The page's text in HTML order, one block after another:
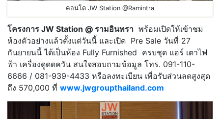
คอนโด JW Station @Ramintra
โครงการ JW Station @ รามอินทรา พร้อมเปิดให้เข้าชม
ห้องตัวอย่างแล้วตั้งแต่วันนี้ และเปิด Pre Sale วันที่ 27
กันยายนนี้ ได้เป็นห้อง Fully Furnished ครบชุด แอร์ เตาไฟ
ฟ้า เครื่องดูดดควัน สนใจสอบถามข้อมูล โทร. 091-110-
6666 / 081-939-4433 หรือลงทะเบียน เพื่อรับส่วนลดสูงสุด
ถึง 570,000 ที่ www.jwgroupthailand.com